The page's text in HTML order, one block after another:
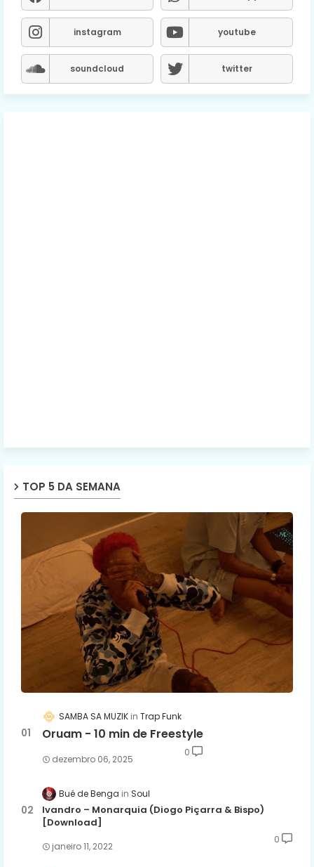
instagram youtube
soundcloud twitter
TOP 5 DA SEMANA
SAMBA SA MUZIK Trap Funk
Oruam - 10 min de Freestyle
dezembro 06, 2025
0
Bué de Benga Soul
Ivandro – Monarquia (Diogo Piçarra & Bispo)
[Download]
janeiro 11, 2022
0